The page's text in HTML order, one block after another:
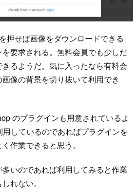
押せば画像をダウンロードできる
要求される。無料会員でも少しだ
るようだ。気に入ったなら有料会
像の背景を切り抜いて利用でき
のプラグインも用意されているよ
用しているのであればプラグインを
作業できると思う。
いのであれば利用してみると作業
れない。